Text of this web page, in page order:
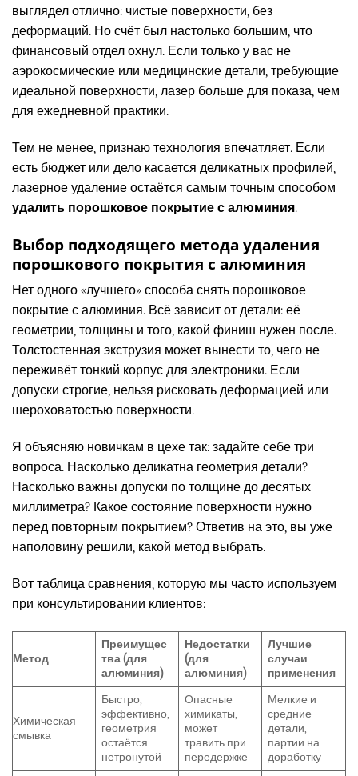
выглядел отлично: чистые поверхности, без
деформаций. Но счёт был настолько большим, что
финансовый отдел охнул. Если только у вас не
аэрокосмические или медицинские детали, требующие
идеальной поверхности, лазер больше для показа, чем
для ежедневной практики.
Тем не менее, признаю технология впечатляет. Если
есть бюджет или дело касается деликатных профилей,
лазерное удаление остаётся самым точным способом
удалить порошковое покрытие с алюминия.
Выбор подходящего метода удаления
порошкового покрытия с алюминия
Нет одного «лучшего» способа снять порошковое
покрытие с алюминия. Всё зависит от детали: её
геометрии, толщины и того, какой финиш нужен после.
Толстостенная экструзия может вынести то, чего не
переживёт тонкий корпус для электроники. Если
допуски строгие, нельзя рисковать деформацией или
шероховатостью поверхности.
Я объясняю новичкам в цехе так: задайте себе три
вопроса. Насколько деликатна геометрия детали?
Насколько важны допуски по толщине до десятых
миллиметра? Какое состояние поверхности нужно
перед повторным покрытием? Ответив на это, вы уже
наполовину решили, какой метод выбрать.
Вот таблица сравнения, которую мы часто используем
при консультировании клиентов:
Метод
Преимущес
тва (для
алюминия)
Недостатки
(для
алюминия)
Лучшие
случаи
применения
Химическая
смывка
Быстро,
эффективно,
геометрия
остаётся
нетронутой
Опасные
химикаты,
может
травить при
передержке
Мелкие и
средние
детали,
партии на
доработку